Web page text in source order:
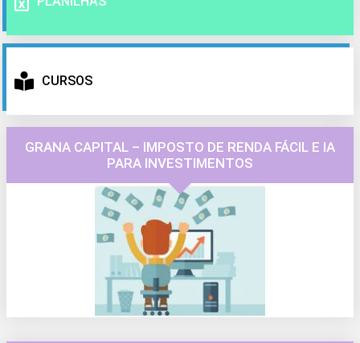
CURSOS
GRANA CAPITAL – IMPOSTO DE RENDA FÁCIL E IA
PARA INVESTIMENTOS